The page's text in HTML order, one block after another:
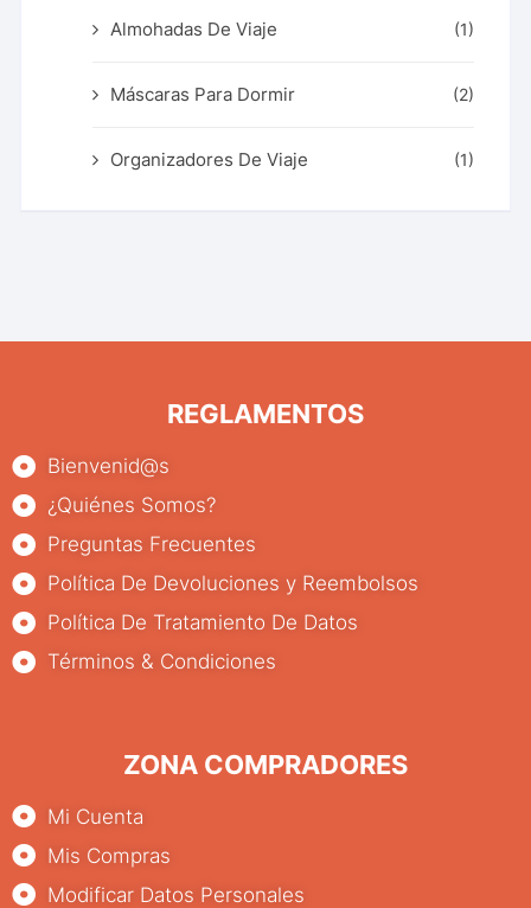
Almohadas De Viaje (1)
Máscaras Para Dormir (2)
Organizadores De Viaje (1)
REGLAMENTOS
Bienvenid@s
¿Quiénes Somos?
Preguntas Frecuentes
Política De Devoluciones y Reembolsos
Política De Tratamiento De Datos
Términos & Condiciones
ZONA COMPRADORES
Mi Cuenta
Mis Compras
Modificar Datos Personales